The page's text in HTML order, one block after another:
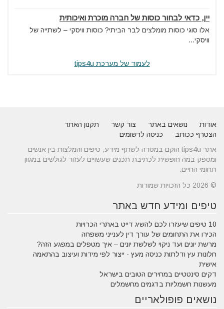
יין, כדאי לבחור כוסות של חברה מוכרת ואיכותית
אלו סוגי כוסות מומלצים לבר הביתי? כוסות וויסקי – לשתייה של
וויסקי...
לעמוד של מערכת tips4u
אודות נושאים באתר צור קשר
תקנון האתר
הצטרף ככותב
כניסה לרשומים
אתר tips4u הוקם במטרה לשתף מידע, טיפים והמלצות בין אנשים
ומספק במה חופשית לכתיבת תכנים שעשויים לעזור לגולשים במגוון
תחומי החיים.
© 2026 כל הזכויות שמורות
טיפים ומידע חדש באתר
10 טיפים שיעזרו לכם להשיג דייט באתרי הכרויות
הכירו את התחומים של עורך דין לענייני משפחה
מרשת יונים ועד ניקוי לשלשת יונים – איך מטפלים במפגע הזה?
חלונות עץ ודלתות כניסה מעץ - ייצור לפי מידות ועיצוב בהתאמה
אישית
דקים סינטטיים במחירים הטובים בישראל
מעשנות חשמליות בדגמים מחשמלים
נושאים פופולאריים